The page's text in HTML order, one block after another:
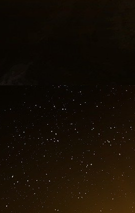
elles mentionnent le
demi-douzaine de
unis, ainsi que
La note de Lahoud
sans d’importantes
Finances de
2000, mais le
son actualité. Le 11
planète ? »
Extraits du livre de Denis